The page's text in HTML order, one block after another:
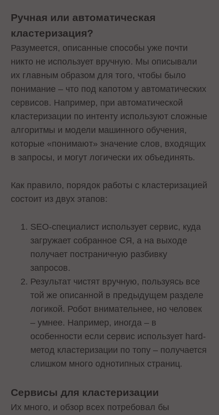
Ручная или автоматическая
кластеризация?
Разумеется, описанные способы уже почти
никто не использует вручную. Мы описывали
их главным образом для того, чтобы было
понимание – что под капотом у автоматических
сервисов. Например, при автоматической
кластеризации по интенту используют сложные
алгоритмы и модели машинного обучения,
которые «понимают» значение слов, входящих
в запросы, и могут логически их объединять.
Как правило, порядок работы с кластеризацией
состоит из двух этапов:
SEO-специалист использует сервис, куда
загружает собранное СЯ, а на выходе
получает постраничную разбивку
запросов.
Результат чистят вручную, пользуясь все
той же описанной в предыдущем разделе
логикой. Робот внимательнее, но человек
– умнее. Например, иногда – в
особенности если сервис использует hard-
метод кластеризации по топу – получается
слишком много однотипных страниц.
Сервисы для кластеризации
Их много, и обзор всех потребовал бы